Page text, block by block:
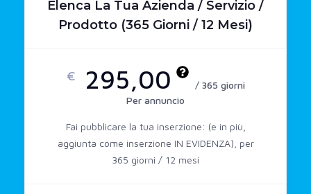
Elenca La Tua Azienda / Servizio /
Prodotto (365 Giorni / 12 Mesi)
€ 295,00
/ 365 giorni
Per annuncio
Fai pubblicare la tua inserzione: (e in più,
aggiunta come inserzione IN EVIDENZA), per
365 giorni / 12 mesi